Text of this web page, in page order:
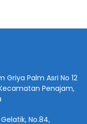
Griya Palm Asri No 12
Penajam,
No.84,